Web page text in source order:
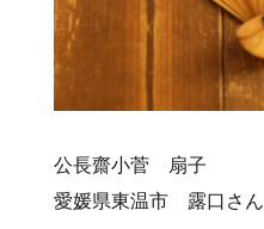
公長齋小菅 扇子
愛媛県東温市 露口さん